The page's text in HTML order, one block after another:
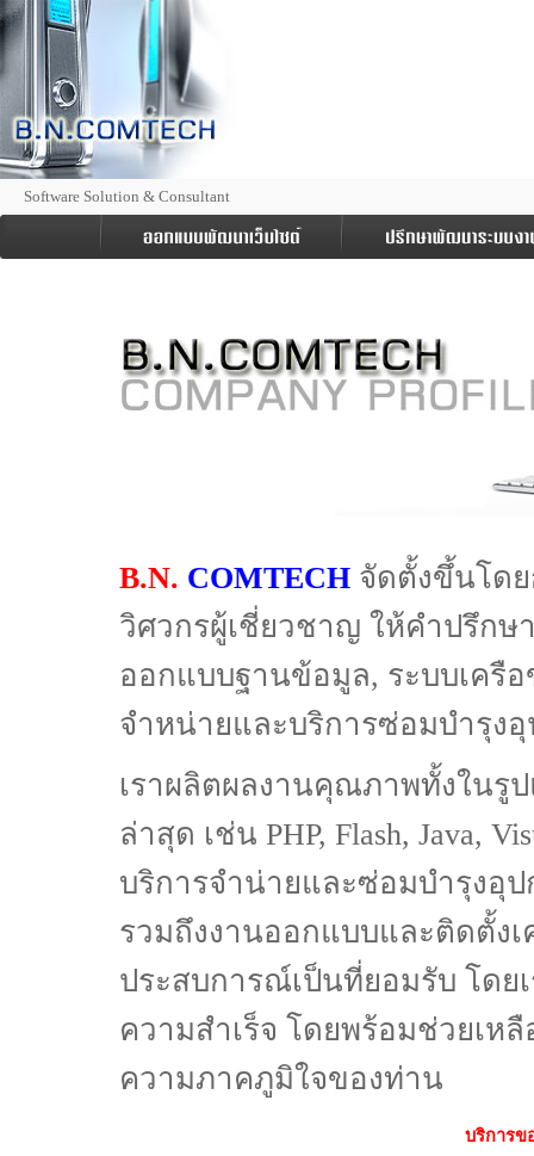
Software Solution & Consultant
B.N. COMTECH จัดตั้งขึ้นโด
วิศวกรผู้เชี่ยวชาญ ให้คำปรึกษ
ออกแบบฐานข้อมูล, ระบบเครื
จำหน่ายและบริการซ่อมบำรุง
เราผลิตผลงานคุณภาพทั้งในรู
ล่าสุด เช่น PHP, Flash, Java,
บริการจำน่ายและซ่อมบำรุงอุ
รวมถึงงานออกแบบและติดตั้ง
ประสบการณ์เป็นที่ยอมรับ โดย
ความสำเร็จ โดยพร้อมช่วยเห
ความภาคภูมิใจของท่าน
บริการข